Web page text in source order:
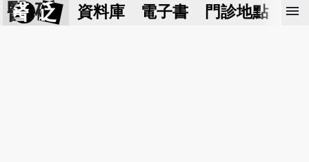
醫 砭 資料庫 電子書 門診地點 預
menu